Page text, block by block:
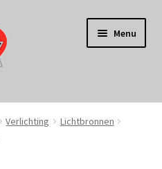
Menu
Verlichting
Lichtbronnen